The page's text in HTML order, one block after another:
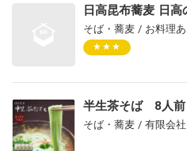
日高昆布蕎麦 日
そば・蕎麦 / お料理
★★★
半生茶そば 8人前
そば・蕎麦 / 有限会